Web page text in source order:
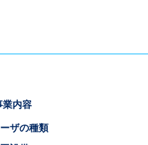
業内容
ザの種類